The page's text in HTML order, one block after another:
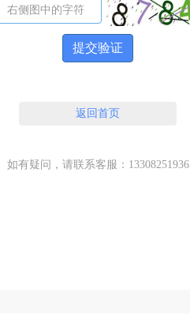
提交验证
返回首页
如有疑问，请联系客服：13308251936